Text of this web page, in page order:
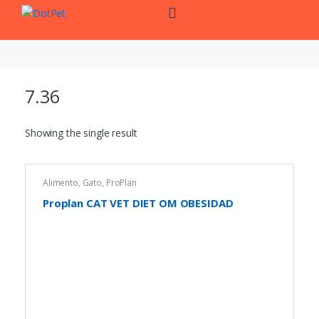
navigation
content
7.36
Showing the single result
Alimento, Gato, ProPlan
Proplan CAT VET DIET OM OBESIDAD